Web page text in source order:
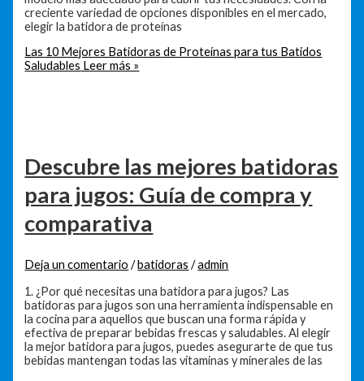
creciente variedad de opciones disponibles en el mercado,
elegir la batidora de proteínas
Las 10 Mejores Batidoras de Proteínas para tus Batidos
Saludables Leer más »
Descubre las mejores batidoras
para jugos: Guía de compra y
comparativa
Deja un comentario /batidoras /admin
1. ¿Por qué necesitas una batidora para jugos? Las
batidoras para jugos son una herramienta indispensable en
la cocina para aquellos que buscan una forma rápida y
efectiva de preparar bebidas frescas y saludables. Al elegir
la mejor batidora para jugos, puedes asegurarte de que tus
bebidas mantengan todas las vitaminas y minerales de las